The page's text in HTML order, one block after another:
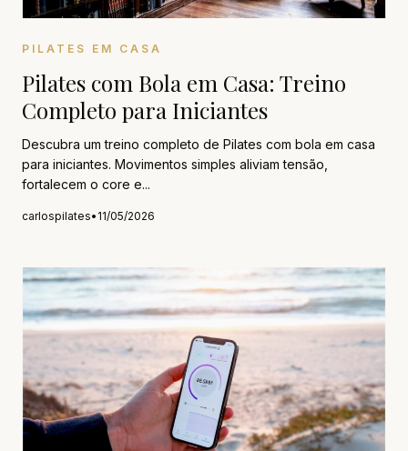
PILATES EM CASA
Pilates com Bola em Casa: Treino
Completo para Iniciantes
Descubra um treino completo de Pilates com bola em casa
para iniciantes. Movimentos simples aliviam tensão,
fortalecem o core e...
carlospilates• 11/05/2026